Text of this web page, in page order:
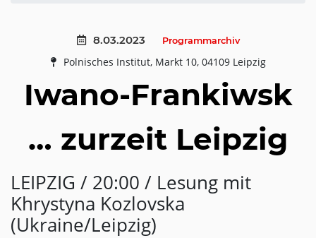
8.03.2023 Programmarchiv
Polnisches Institut, Markt 10, 04109 Leipzig
Iwano-Frankiwsk
… zurzeit Leipzig
LEIPZIG / 20:00 / Lesung mit
Khrystyna Kozlovska
(Ukraine/Leipzig)